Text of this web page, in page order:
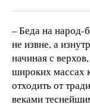
– Беда на народ-
не извне, а
начиная с
широких массах
отходить от
веками